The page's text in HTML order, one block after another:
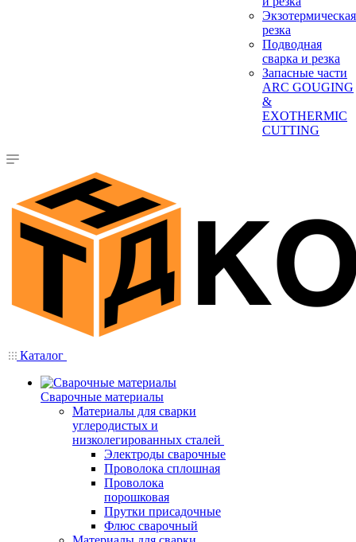
Экзотермическая
резка
Подводная
сварка и резка
Запасные части
ARC GOUGING
&
EXOTHERMIC
CUTTING
Каталог
Сварочные материалы
Материалы для сварки
углеродистых и
низколегированных сталей
Электроды сварочные
Проволока сплошная
Проволока
порошковая
Прутки присадочные
Флюс сварочный